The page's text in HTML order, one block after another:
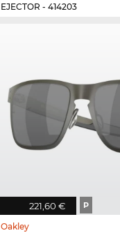
EJECTOR - 414203
221,60 € P
Oakley